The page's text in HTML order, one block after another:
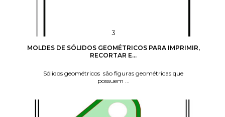
MOLDES DE SÓLIDOS GEOMÉTRICOS PARA IMPRIMIR,
RECORTAR E...
Sólidos geométricos são figuras geométricas que
possuem ...